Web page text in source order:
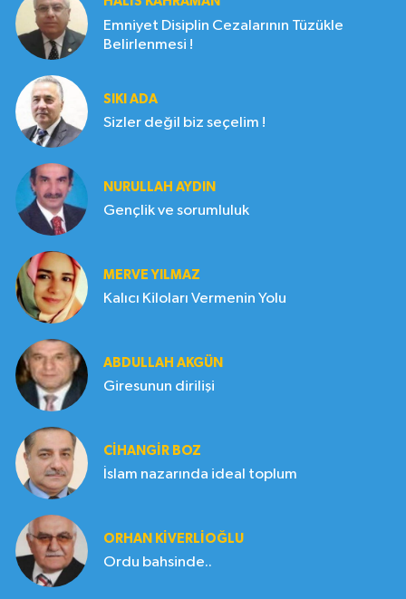
Emniyet Disiplin Cezalarının Tüzükle
Belirlenmesi !
SIKI ADA
Sizler değil biz seçelim !
NURULLAH AYDIN
Gençlik ve sorumluluk
MERVE YILMAZ
Kalıcı Kiloları Vermenin Yolu
ABDULLAH AKGÜN
Giresunun dirilişi
CIHANGIR BOZ
İslam nazarında ideal toplum
ORHAN KIVERLIOĞLU
Ordu bahsinde..